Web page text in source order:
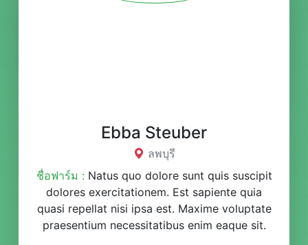
Ebba Steuber
ลพบุรี
ชื่อฟาร์ม :Natus quo dolore sunt quis suscipit
dolores exercitationem. Est sapiente quia
quasi repellat nisi ipsa est. Maxime voluptate
praesentium necessitatibus enim eaque sit.